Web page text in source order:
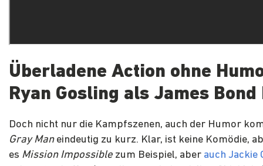
Überladene Action ohne
Ryan Gosling als James Bond
Doch nicht nur die Kampfszenen, auch der Humor
Gray Maneindeutig zu kurz. Klar, ist keine Komödie,
es Mission Impossible zum Beispiel, aber auch Jackie